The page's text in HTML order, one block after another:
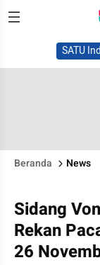
SATU
Beranda News
Sidang
Rekan
26